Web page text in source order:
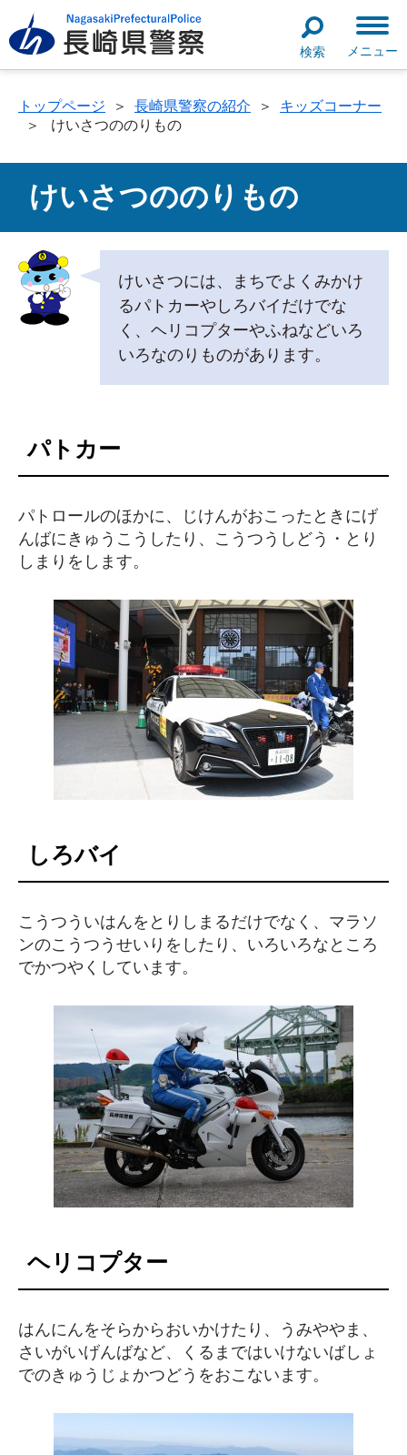
検索 メニュー
トップページ ＞ 長崎県警察の紹介 ＞
キッズコーナー
＞
けいさつののりもの
けいさつののりもの
けいさつには、まちでよくみかけ
るパトカーやしろバイだけでな
く、ヘリコプターやふねなどいろ
いろなのりものがあります。
パトカー
パトロールのほかに、じけんがおこったときにげ
んばにきゅうこうしたり、こうつうしどう・とり
しまりをします。
しろバイ
こうつういはんをとりしまるだけでなく、マラソ
ンのこうつうせいりをしたり、いろいろなところ
でかつやくしています。
ヘリコプター
はんにんをそらからおいかけたり、うみややま、
さいがいげんばなど、くるまではいけないばしょ
でのきゅうじょかつどうをおこないます。